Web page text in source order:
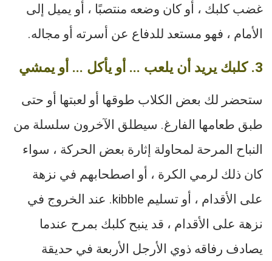
غضب كلبك ، أو كان وضعه منتصبًا ، أو يميل إلى
الأمام ، فهو مستعد للدفاع عن أسرته أو مجاله.
3. كلبك يريد أن يلعب ... أو يأكل ... أو يمشي
ستحضر لك بعض الكلاب طوقها أو لعبتها أو حتى
طبق طعامها الفارغ. سيطلق الآخرون سلسلة من
النباح المرحة لمحاولة إثارة بعض الحركة ، سواء
كان ذلك لرمي الكرة ، أو اصطحابهم في نزهة
على الأقدام ، أو تسليم kibble. عند الخروج في
نزهة على الأقدام ، قد ينبح كلبك بمرح عندما
يصادف رفاقه ذوي الأرجل الأربعة في حديقة